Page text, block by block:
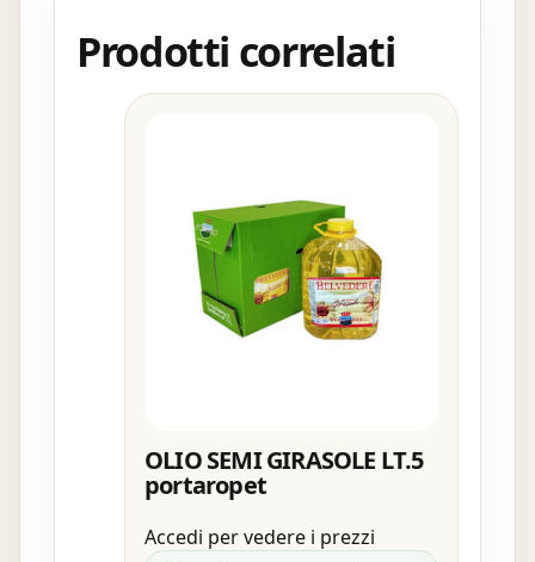
Prodotti correlati
OLIO SEMI GIRASOLE LT.5
portaropet
Accedi per vedere i prezzi